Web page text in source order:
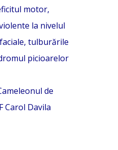
motor,
la nivelul
tulburările
picioarelor
de
Carol Davila